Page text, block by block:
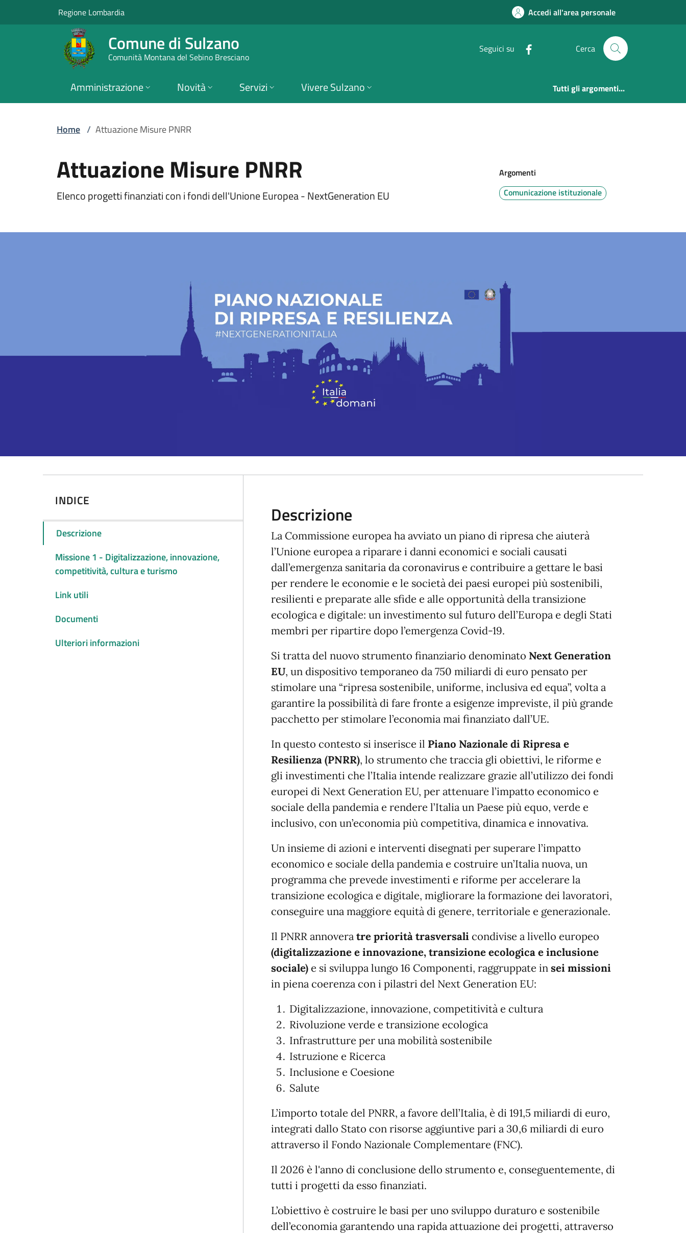
Vai al contenuto principale
Attuazione Misure PNRR | Comune di Sulzano
Regione Lombardia Accedi all'area personale
Comune di Sulzano
Comunità Montana del Sebino Bresciano
Seguici su Cerca
Amministrazione Novità Servizi Vivere Sulzano Tutti gli argomenti...
Home / Attuazione Misure PNRR
Attuazione Misure PNRR
Elenco progetti finanziati con i fondi dell'Unione Europea - NextGeneration EU
Argomenti
Comunicazione istituzionale
INDICE
Descrizione
Missione 1 - Digitalizzazione, innovazione,
competitività, cultura e turismo
Link utili
Documenti
Ulteriori informazioni
Descrizione
La Commissione europea ha avviato un piano di ripresa che aiuterà
l’Unione europea a riparare i danni economici e sociali causati
dall’emergenza sanitaria da coronavirus e contribuire a gettare le basi
per rendere le economie e le società dei paesi europei più sostenibili,
resilienti e preparate alle sfide e alle opportunità della transizione
ecologica e digitale: un investimento sul futuro dell’Europa e degli Stati
membri per ripartire dopo l’emergenza Covid-19.
Si tratta del nuovo strumento finanziario denominato Next Generation
EU, un dispositivo temporaneo da 750 miliardi di euro pensato per
stimolare una “ripresa sostenibile, uniforme, inclusiva ed equa”, volta a
garantire la possibilità di fare fronte a esigenze impreviste, il più grande
pacchetto per stimolare l’economia mai finanziato dall’UE.
In questo contesto si inserisce il Piano Nazionale di Ripresa e
Resilienza (PNRR), lo strumento che traccia gli obiettivi, le riforme e
gli investimenti che l’Italia intende realizzare grazie all’utilizzo dei fondi
europei di Next Generation EU, per attenuare l’impatto economico e
sociale della pandemia e rendere l’Italia un Paese più equo, verde e
inclusivo, con un’economia più competitiva, dinamica e innovativa.
Un insieme di azioni e interventi disegnati per superare l’impatto
economico e sociale della pandemia e costruire un’Italia nuova, un
programma che prevede investimenti e riforme per accelerare la
transizione ecologica e digitale, migliorare la formazione dei lavoratori,
conseguire una maggiore equità di genere, territoriale e generazionale.
Il PNRR annoveratre priorità trasversalicondivise a livello europeo
(digitalizzazione e innovazione, transizione ecologica e inclusione
sociale) e si sviluppa lungo 16 Componenti, raggruppate insei missioni
in piena coerenza con i pilastri del Next Generation EU:
Digitalizzazione, innovazione, competitività e cultura
Rivoluzione verde e transizione ecologica
Infrastrutture per una mobilità sostenibile
Istruzione e Ricerca
Inclusione e Coesione
Salute
L’importo totale del PNRR, a favore dell’Italia, è di 191,5 miliardi di euro,
integrati dallo Stato con risorse aggiuntive pari a 30,6 miliardi di euro
attraverso il Fondo Nazionale Complementare (FNC).
Il 2026 è l'anno di conclusione dello strumento e, conseguentemente, di
tutti i progetti da esso finanziati.
L’obiettivo è costruire le basi per uno sviluppo duraturo e sostenibile
dell’economia garantendo una rapida attuazione dei progetti, attraverso